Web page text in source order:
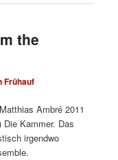
the
Frühauf
Ambré 2011
Die Kammer. Das
irgendwo